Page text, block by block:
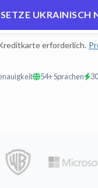
UKRAINISCH
erforderlich.
54+ Sprachen